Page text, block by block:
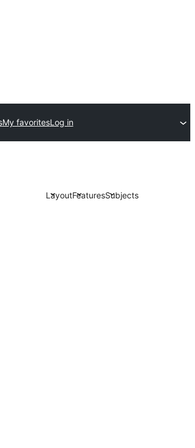
My favoritesLog in
LayoutFeaturesSubjects